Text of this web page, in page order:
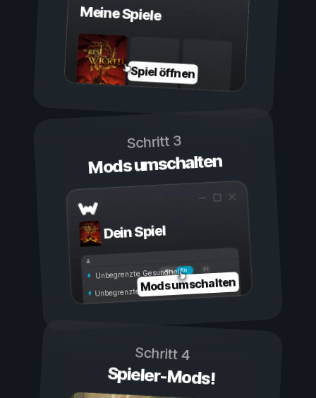
Meine Spiele
Spiel öffnen
Schritt 3
Mods umschalten
Dein Spiel
Ein
Aus
Unbegrenzte Gesundheit
Unbegrenzte AusdauerMods umschalten
Schritt 4
Spieler-Mods!